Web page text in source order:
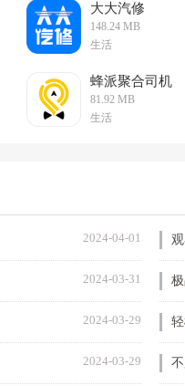
大大汽修
148.24 MB
生活
蜂派聚合司机
81.92 MB
生活
2024-04-01
2024-03-31
2024-03-29
2024-03-29